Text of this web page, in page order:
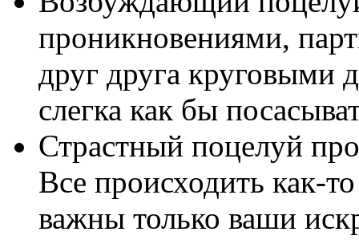
проникновениями,
друг друга круговыми
слегка как бы
Страстный поцелуй
Все происходить как-
важны только ваши